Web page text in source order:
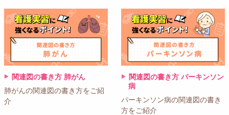
関連図の書き方 肺がん
肺がんの関連図の書き方をご紹
介
関連図の書き方 パーキンソン
病
パーキンソン病の関連図の書き
方をご紹介